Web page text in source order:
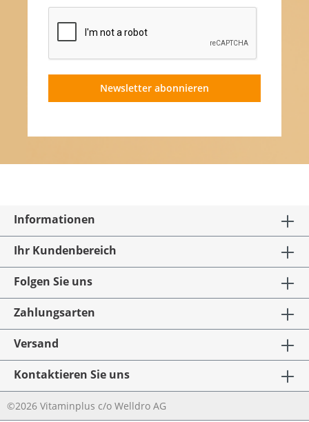
Newsletter abonnieren
Informationen
Ihr Kundenbereich
Folgen Sie uns
Zahlungsarten
Versand
Kontaktieren Sie uns
©2026 Vitaminplus c/o Welldro AG